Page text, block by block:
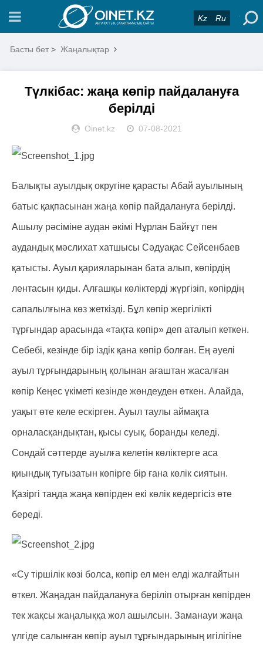
Kz Ru
Басты бет > Жаңалықтар
Түлкібас: жаңа көпір пайдалануға
берілді
Oinet.kz 07-08-2021
Балықты ауылдық округіне қарасты Абай ауылының
батыс қақпасынан жаңа көпір пайдалануға берілді.
Ашылу рәсіміне аудан әкімі Нұрлан Байғұт пен
аудандық мәслихат хатшысы Сәдуақас Сейсенбаев
қатысты. Ауыл қарияларынан бата алып, көпірдің
лентасын қиды. Алғашқы көліктерді жүргізіп, көпірдің
сапалылғына көз жеткізді. Бұл көпір жергілікті
тұрғындар арасында «тақта көпір» деп аталып кеткен.
Себебі, кезінде бір іздік қана көпір болған. Ең әуелі
ауыл тұрғындарының қолынан ағаштан жасалған
көпір Кеңес үкіметі кезінде жөндеуден өткен. Алайда,
уақыт өте келе ескірген. Ауыл таулы аймақта
орналасқандықтан, қысы суық, боранды келеді.
Сондай сәттерде ауылға келетін көліктерге аса
қиындық туғызатын көпірге бір ғана көлік сиятын.
Қазіргі таңда жаңа көпірден екі көлік кедергісіз өте
береді.
«Су тіршілік көзі болса, көпір ел мен елді жалғайтын
өткел. Жаңадан пайдалануға беріліп отырған көпірден
тек жақсы жаңалыққа жол ашылсын. Заманауи жаңа
үлгіде салынған көпір ауыл тұрғындарының игілігіне